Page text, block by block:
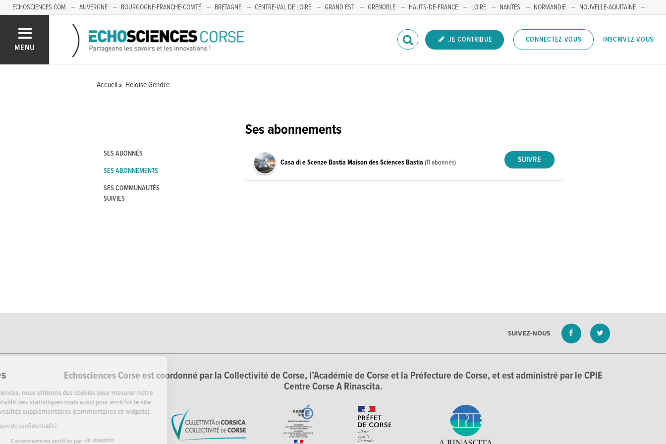
Sur Echosciences, nous utilisons des cookies pour mesurer notre
audience, établir des statistiques mais aussi pour enrichir le site
de fonctionnalités supplémentaires (commentaires et widgets).
Lire la politique de confidentialité
Consentements certifiés par
ECHOSCIENCES.COM AUVERGNE BOURGOGNE-FRANCHE-COMTÉ BRETAGNE CENTRE-VAL DE LOIRE GRAND EST GRENOBLE HAUTS-DE-FRANCE LOIRE NANTES NORMANDIE
NOUVELLE-AQUITAINE
MENU
JE CONTRIBUE CONNECTEZ-VOUS INSCRIVEZ-VOUS
Accueil Heloise Gendre
SES ABONNÉS
SES ABONNEMENTS
SES COMMUNAUTÉS
SUIVIES
Ses abonnements
Casa di e Scenze Bastia Maison des Sciences Bastia(11 abonnés)
SUIVEZ-NOUS
Echosciences Corse est coordonné par la Collectivité de Corse, l’Académie de Corse et la Préfecture de Corse, et est administré par le CPIE
Centre Corse A Rinascita.